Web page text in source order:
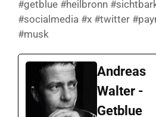
#getblue #heilbronn
#socialmedia #x #twitter
#musk
Andreas
Walter -
Getblue